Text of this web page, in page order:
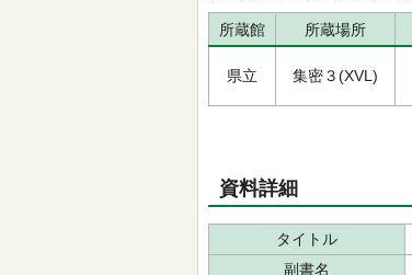
所蔵館 所蔵場所
県立 集密３(XVL)
資料詳細
タイトル
副書名